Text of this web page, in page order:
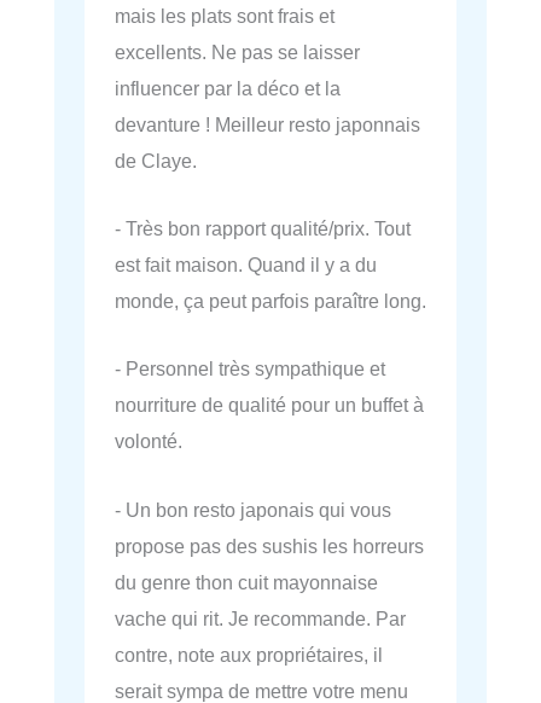
mais les plats sont frais et
excellents. Ne pas se laisser
influencer par la déco et la
devanture ! Meilleur resto japonnais
de Claye.
- Très bon rapport qualité/prix. Tout
est fait maison. Quand il y a du
monde, ça peut parfois paraître long.
- Personnel très sympathique et
nourriture de qualité pour un buffet à
volonté.
- Un bon resto japonais qui vous
propose pas des sushis les horreurs
du genre thon cuit mayonnaise
vache qui rit. Je recommande. Par
contre, note aux propriétaires, il
serait sympa de mettre votre menu